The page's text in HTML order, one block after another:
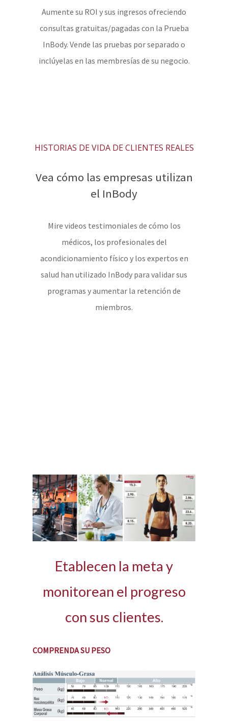
Aumente su ROI y sus ingresos ofreciendo
consultas gratuitas/pagadas con la Prueba
InBody. Vende las pruebas por separado o
inclúyelas en las membresías de su negocio.
HISTORIAS DE VIDA DE CLIENTES REALES
Vea cómo las empresas utilizan
el InBody
Mire videos testimoniales de cómo los
médicos, los profesionales del
acondicionamiento físico y los expertos en
salud han utilizado InBody para validar sus
programas y aumentar la retención de
miembros.
Etablecen la meta y
monitorean el progreso
con sus clientes.
COMPRENDA SU PESO